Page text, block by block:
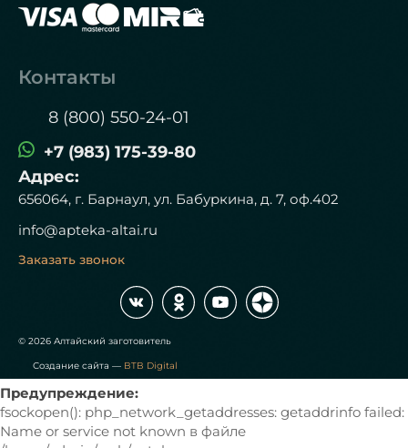
Контакты
8 (800) 550-24-01
+7 (983) 175-39-80
Адрес:
656064, г. Барнаул, ул. Бабуркина, д. 7, оф.402
info@apteka-altai.ru
Заказать звонок
© 2026 Алтайский заготовитель
Создание сайта — BTB Digital
Предупреждение:
fsockopen(): php_network_getaddresses: getaddrinfo failed:
Name or service not known в файле